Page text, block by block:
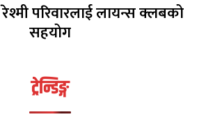
परिवारलाई लायन्स क्लबको
सहयोग
ट्रेन्डिङ्ग